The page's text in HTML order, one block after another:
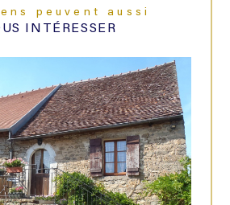
peuvent aussi
INTÉRESSER